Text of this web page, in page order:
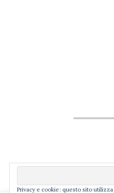
Privacy e cookie: questo sito